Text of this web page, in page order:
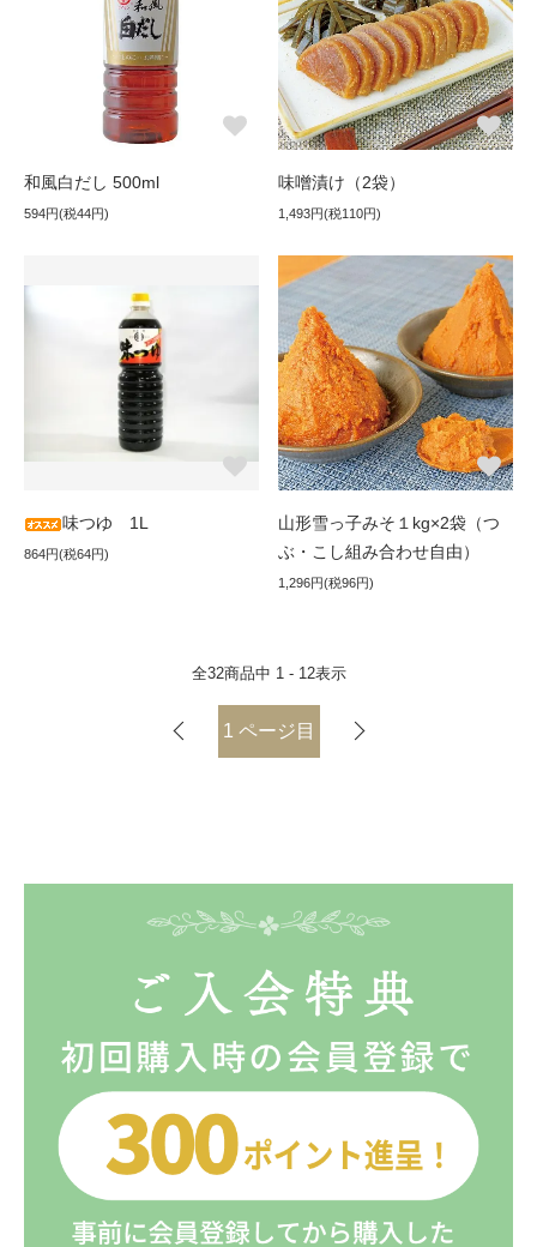
和風白だし 500ml
594円(税44円)
味噌漬け（2袋）
1,493円(税110円)
味つゆ 1L
864円(税64円)
山形雪っ子みそ１kg×2袋（つ
ぶ・こし組み合わせ自由）
1,296円(税96円)
全32商品中 1 - 12表示
1 ページ目